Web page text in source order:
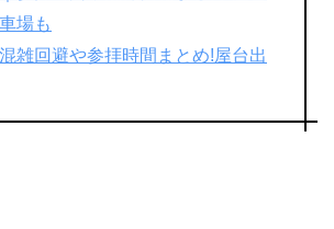
場も
雑回避や参拝時間まとめ!屋台出